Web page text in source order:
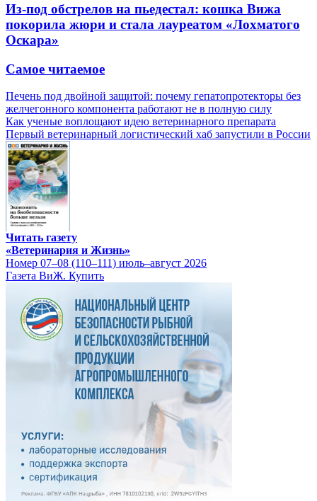
Из-под обстрелов на пьедестал: кошка Вижа
покорила жюри и стала лауреатом «Лохматого
Оскара»
Самое читаемое
Печень под двойной защитой: почему гепатопротекторы без
желчегонного компонента работают не в полную силу
Как ученые воплощают идею ветеринарного препарата
Первый ветеринарный логистический хаб запустили в России
Читать газету
«Ветеринария и Жизнь»
Номер 07–08 (110–111) июль–август 2026
Газета ВиЖ. Купить